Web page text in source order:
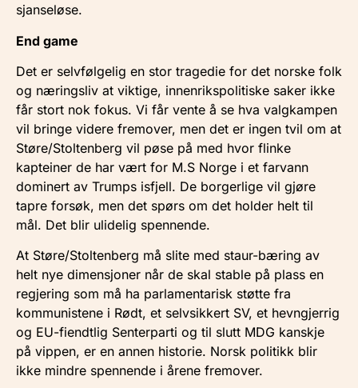
sjanseløse.
End game
Det er selvfølgelig en stor tragedie for det norske folk
og næringsliv at viktige, innenrikspolitiske saker ikke
får stort nok fokus. Vi får vente å se hva valgkampen
vil bringe videre fremover, men det er ingen tvil om at
Støre/Stoltenberg vil pøse på med hvor flinke
kapteiner de har vært for M.S Norge i et farvann
dominert av Trumps isfjell. De borgerlige vil gjøre
tapre forsøk, men det spørs om det holder helt til
mål. Det blir ulidelig spennende.
At Støre/Stoltenberg må slite med staur-bæring av
helt nye dimensjoner når de skal stable på plass en
regjering som må ha parlamentarisk støtte fra
kommunistene i Rødt, et selvsikkert SV, et hevngjerrig
og EU-fiendtlig Senterparti og til slutt MDG kanskje
på vippen, er en annen historie. Norsk politikk blir
ikke mindre spennende i årene fremover.